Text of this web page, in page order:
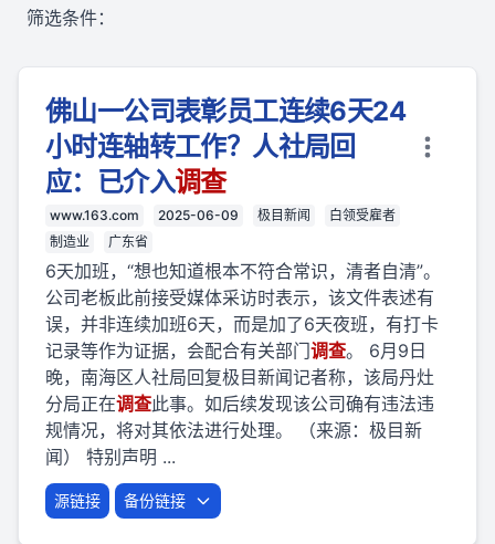
筛选条件：
佛山一公司表彰员工连续6天24
小时连轴转工作？人社局回
应：已介入调查
www.163.com 2025-06-09 极目新闻
白领受雇者
制造业
广东省
6天加班，“想也知道根本不符合常识，清者自清”。
公司老板此前接受媒体采访时表示，该文件表述有
误，并非连续加班6天，而是加了6天夜班，有打卡
记录等作为证据，会配合有关部门调查。 6月9日
晚，南海区人社局回复极目新闻记者称，该局丹灶
分局正在调查此事。如后续发现该公司确有违法违
规情况，将对其依法进行处理。 （来源：极目新
闻） 特别声明 ...
源链接 备份链接